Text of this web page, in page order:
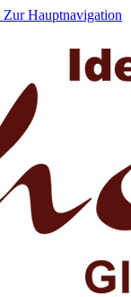
Zur Hauptnavigation